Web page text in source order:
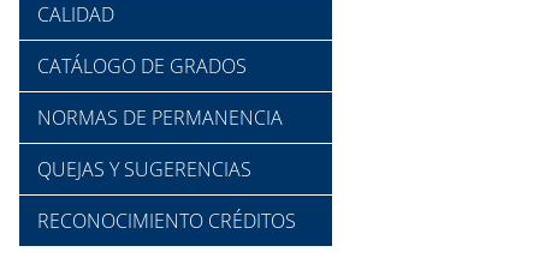
CALIDAD
CATÁLOGO DE GRADOS
NORMAS DE PERMANENCIA
QUEJAS Y SUGERENCIAS
RECONOCIMIENTO CRÉDITOS